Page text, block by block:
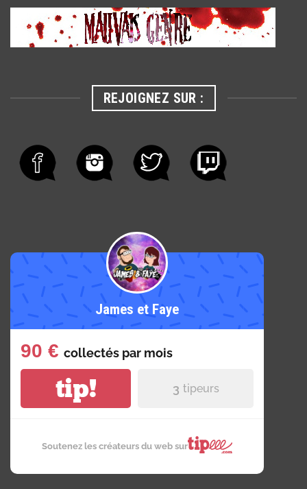
REJOIGNEZ SUR :
James et Faye
90 € collectés par mois
tip! 3 tipeurs
Soutenez les créateurs du web sur